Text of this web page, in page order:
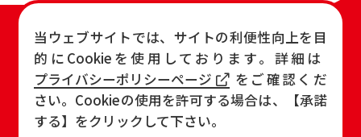
当ウェブサイトでは、サイトの利便性向上を目
的にCookieを使用しております。詳細は
プライバシーポリシーページ
をご確認くだ
さい。Cookieの使用を許可する場合は、【承諾
する】をクリックして下さい。
TOP
店舗一覧・チラシ
お知らせ
おすすめ商品
各店の最新情報